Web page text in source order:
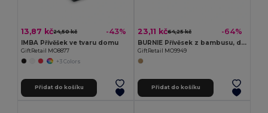
13,87 kč24,50 kč -43%
IMBA Přívěšek ve tvaru domu
GiftRetail MO8877
+3 Colors
Přidat do košíku
23,11 kč64,25 kč -64%
BURNIE Přívěsek z bambusu, dům
GiftRetail MO9949
Přidat do košíku